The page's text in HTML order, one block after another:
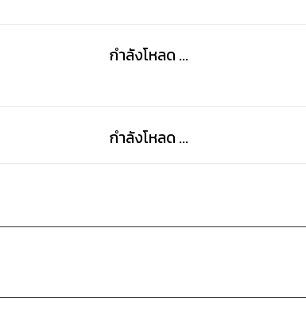
กำลังโหลด ...
กำลังโหลด ...